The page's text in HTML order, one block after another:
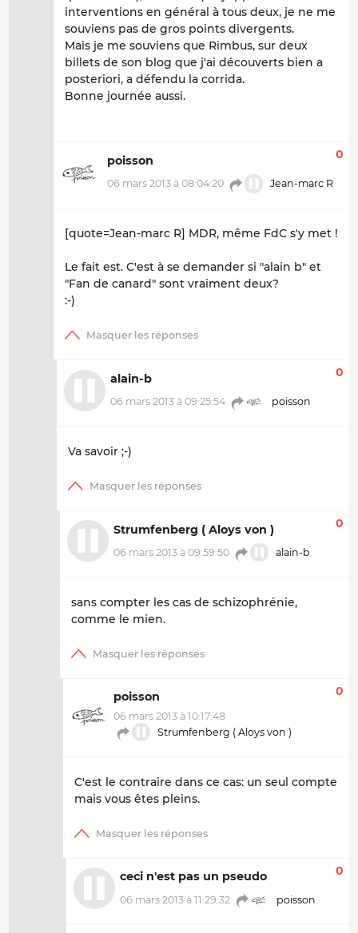
interventions en général à tous deux, je ne me
souviens pas de gros points divergents.
Mais je me souviens que Rimbus, sur deux
billets de son blog que j'ai découverts bien a
posteriori, a défendu la corrida.
Bonne journée aussi.
poisson
06 mars 2013 à 08:04:20 Jean-marc R
0
[quote=Jean-marc R] MDR, même FdC s'y met !
Le fait est. C'est à se demander si "alain b" et
"Fan de canard" sont vraiment deux?
:-)
alain-b
06 mars 2013 à 09:25:54 poisson
0
Va savoir ;-)
Strumfenberg ( Aloys von )
06 mars 2013 à 09:59:50 alain-b
0
sans compter les cas de schizophrénie,
comme le mien.
poisson
06 mars 2013 à 10:17:48
Strumfenberg ( Aloys von )
0
C'est le contraire dans ce cas: un seul compte
mais vous êtes pleins.
ceci n'est pas un pseudo
06 mars 2013 à 11:29:32 poisson
0